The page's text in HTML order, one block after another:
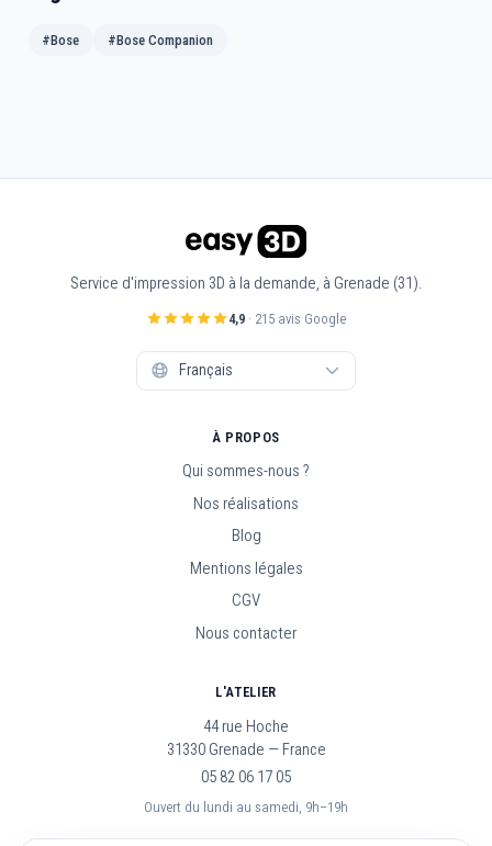
#Bose #Bose Companion
Service d'impression 3D à la demande, à Grenade (31).
4,9· 215 avis Google
À PROPOS
Qui sommes-nous ?
Nos réalisations
Blog
Mentions légales
CGV
Nous contacter
L'ATELIER
44 rue Hoche
31330 Grenade — France
05 82 06 17 05
Ouvert du lundi au samedi, 9h–19h